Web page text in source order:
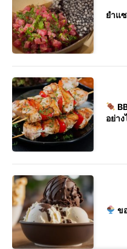
ยำแ
อย่าง
ข